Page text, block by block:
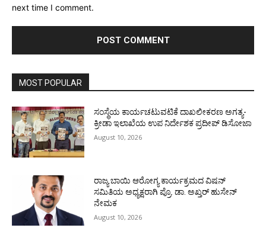
next time I comment.
MOST POPULAR
ಸಂಸ್ಥೆಯ ಕಾರ್ಯಚಟುವಟಿಕೆ ದಾಖಲೀಕರಣ ಅಗತ್ಯ-
ಕ್ರೀಡಾ ಇಲಾಖೆಯ ಉಪ ನಿರ್ದೇಶಕ ಪ್ರದೀಪ್ ಡಿಸೋಜಾ
August 10, 2026
ರಾಜ್ಯ ಬಾಯಿ ಆರೋಗ್ಯ ಕಾರ್ಯಕ್ರಮದ ವಿಷನ್
ಸಮಿತಿಯ ಅಧ್ಯಕ್ಷರಾಗಿ ಪ್ರೊ. ಡಾ. ಅಖ್ತರ್ ಹುಸೇನ್
ನೇಮಕ
August 10, 2026